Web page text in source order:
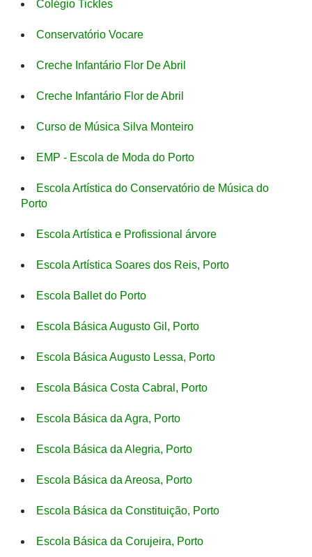
Colégio Tickles
Conservatório Vocare
Creche Infantário Flor De Abril
Creche Infantário Flor de Abril
Curso de Música Silva Monteiro
EMP - Escola de Moda do Porto
Escola Artística do Conservatório de Música do
Porto
Escola Artística e Profissional árvore
Escola Artística Soares dos Reis, Porto
Escola Ballet do Porto
Escola Básica Augusto Gil, Porto
Escola Básica Augusto Lessa, Porto
Escola Básica Costa Cabral, Porto
Escola Básica da Agra, Porto
Escola Básica da Alegria, Porto
Escola Básica da Areosa, Porto
Escola Básica da Constituição, Porto
Escola Básica da Corujeira, Porto